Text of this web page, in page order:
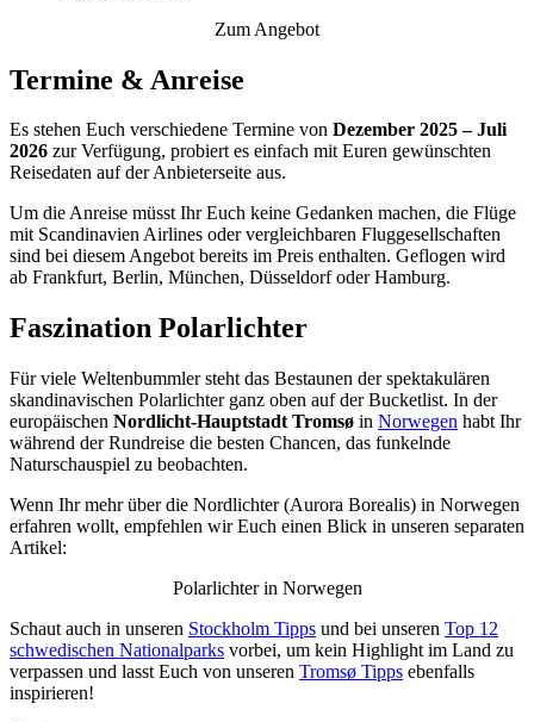
Zum Angebot
Termine & Anreise
Es stehen Euch verschiedene Termine von Dezember 2025 – Juli
2026 zur Verfügung, probiert es einfach mit Euren gewünschten
Reisedaten auf der Anbieterseite aus.
Um die Anreise müsst Ihr Euch keine Gedanken machen, die Flüge
mit Scandinavien Airlines oder vergleichbaren Fluggesellschaften
sind bei diesem Angebot bereits im Preis enthalten. Geflogen wird
ab Frankfurt, Berlin, München, Düsseldorf oder Hamburg.
Faszination Polarlichter
Für viele Weltenbummler steht das Bestaunen der spektakulären
skandinavischen Polarlichter ganz oben auf der Bucketlist. In der
europäischen Nordlicht-Hauptstadt Tromsø in Norwegen habt Ihr
während der Rundreise die besten Chancen, das funkelnde
Naturschauspiel zu beobachten.
Wenn Ihr mehr über die Nordlichter (Aurora Borealis) in Norwegen
erfahren wollt, empfehlen wir Euch einen Blick in unseren separaten
Artikel:
Polarlichter in Norwegen
Schaut auch in unseren Stockholm Tipps und bei unseren Top 12
schwedischen Nationalparks vorbei, um kein Highlight im Land zu
verpassen und lasst Euch von unseren Tromsø Tipps ebenfalls
inspirieren!